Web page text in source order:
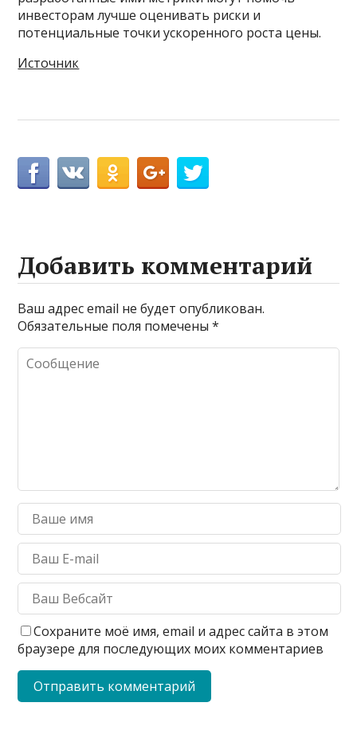
инвесторам лучше оценивать риски и
потенциальные точки ускоренного роста цены.
Источник
Добавить комментарий
Ваш адрес email не будет опубликован.
Обязательные поля помечены*
Сохраните моё имя, email и адрес сайта в этом
браузере для последующих моих комментариев